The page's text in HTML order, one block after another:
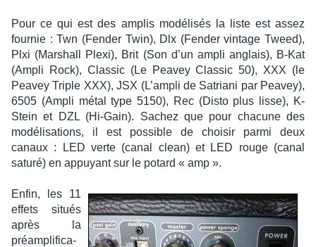
Pour ce qui est des amplis modé­li­sés la liste est assez
four­nie : Twn (Fender Twin), Dlx (Fender vintage Tweed),
Plxi (Marshall Plexi), Brit (Son d’un ampli anglais), B-Kat
(Ampli Rock), Clas­sic (Le Peavey Clas­sic 50), XXX (le
Peavey Triple XXX), JSX (L’am­pli de Satriani par Peavey),
6505 (Ampli métal type 5150), Rec (Disto plus lisse), K-
Stein et DZL (Hi-Gain). Sachez que pour chacune des
modé­li­sa­tions, il est possible de choi­sir parmi deux
canaux : LED verte (canal clean) et LED rouge (canal
saturé) en appuyant sur le potard « amp ».
Enfin, les 11
effets situés
après la
préam­pli­fi­ca­